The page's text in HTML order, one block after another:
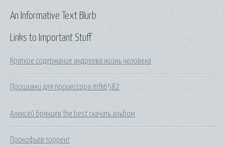
Links to Important Stuff
Краткое содержание андреева жизнь человека
Прошивки для процессора mtk6582
Алексей брянцев the best скачать альбом
Прокофьев торрент
An Informative Text Blurb